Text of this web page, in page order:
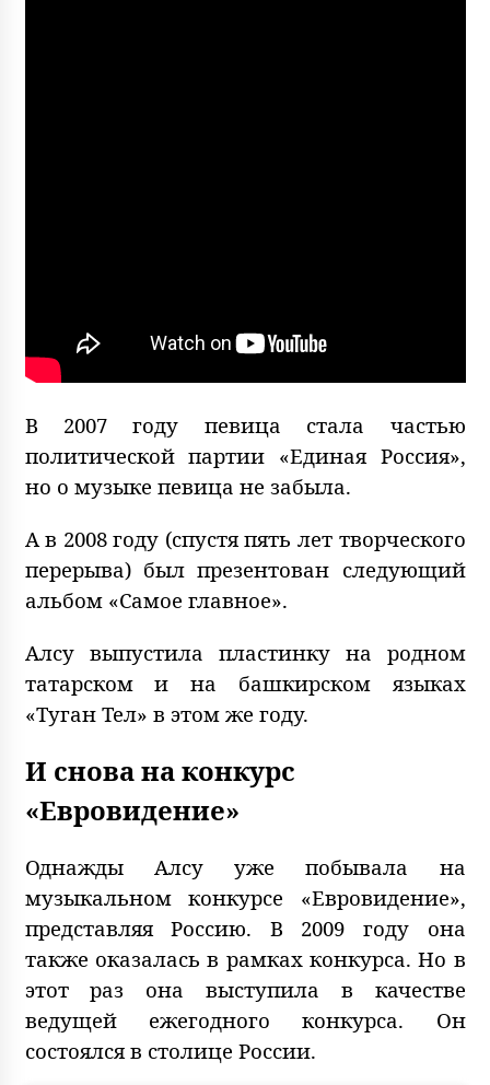
В 2007 году певица стала частью
политической партии «Единая Россия»,
но о музыке певица не забыла.
А в 2008 году (спустя пять лет творческого
перерыва) был презентован следующий
альбом «Самое главное».
Алсу выпустила пластинку на родном
татарском и на башкирском языках
«Туган Тел» в этом же году.
И снова на конкурс
«Евровидение»
Однажды Алсу уже побывала на
музыкальном конкурсе «Евровидение»,
представляя Россию. В 2009 году она
также оказалась в рамках конкурса. Но в
этот раз она выступила в качестве
ведущей ежегодного конкурса. Он
состоялся в столице России.